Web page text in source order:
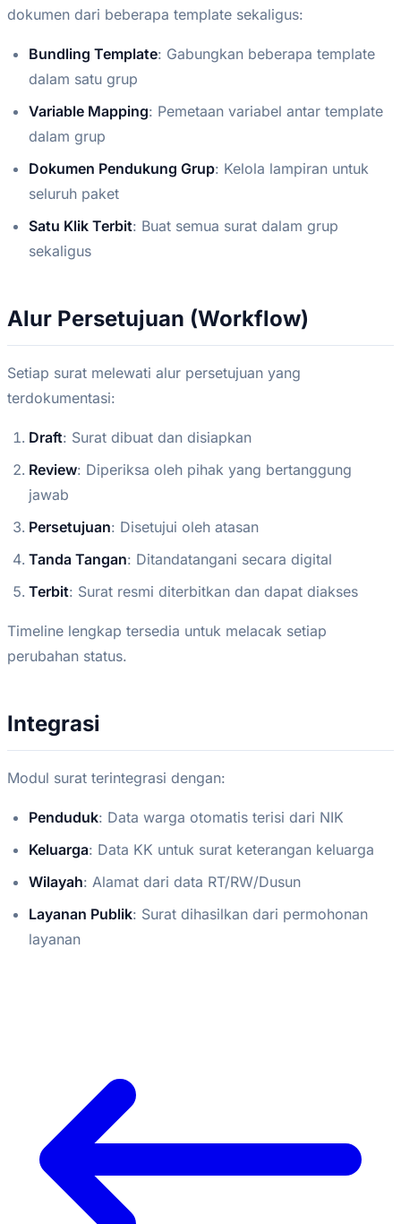
dokumen dari beberapa template sekaligus:
Bundling Template: Gabungkan beberapa template
dalam satu grup
Variable Mapping: Pemetaan variabel antar template
dalam grup
Dokumen Pendukung Grup: Kelola lampiran untuk
seluruh paket
Satu Klik Terbit: Buat semua surat dalam grup
sekaligus
Alur Persetujuan (Workflow)
Setiap surat melewati alur persetujuan yang
terdokumentasi:
Draft: Surat dibuat dan disiapkan
Review: Diperiksa oleh pihak yang bertanggung
jawab
Persetujuan: Disetujui oleh atasan
Tanda Tangan: Ditandatangani secara digital
Terbit: Surat resmi diterbitkan dan dapat diakses
Timeline lengkap tersedia untuk melacak setiap
perubahan status.
Integrasi
Modul surat terintegrasi dengan:
Penduduk: Data warga otomatis terisi dari NIK
Keluarga: Data KK untuk surat keterangan keluarga
Wilayah: Alamat dari data RT/RW/Dusun
Layanan Publik: Surat dihasilkan dari permohonan
layanan